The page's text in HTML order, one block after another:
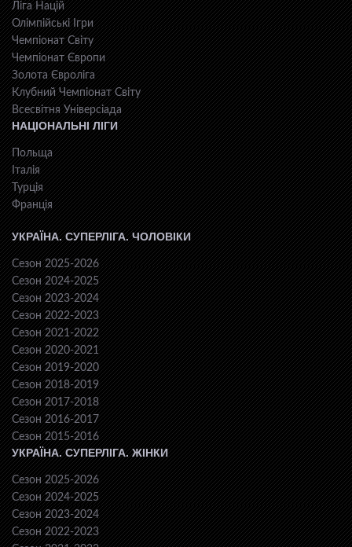
Ліга Націй
Олімпійські Ігри
Чемпіонат Світу
Чемпіонат Європи
Золота Євроліга
Клубний Чемпіонат Світу
Всесвiтня Унiверсiaда
НАЦІОНАЛЬНІ ЛІГИ
Польща
Італія
Турція
Франція
УКРАЇНА. СУПЕРЛІГА. ЧОЛОВІКИ
Сезон 2025-2026
Сезон 2024-2025
Сезон 2023-2024
Сезон 2022-2023
Сезон 2021-2022
Сезон 2020-2021
Сезон 2019-2020
Сезон 2018-2019
Сезон 2017-2018
Сезон 2016-2017
Сезон 2015-2016
УКРАЇНА. СУПЕРЛІГА. ЖІНКИ
Сезон 2025-2026
Сезон 2024-2025
Сезон 2023-2024
Сезон 2022-2023